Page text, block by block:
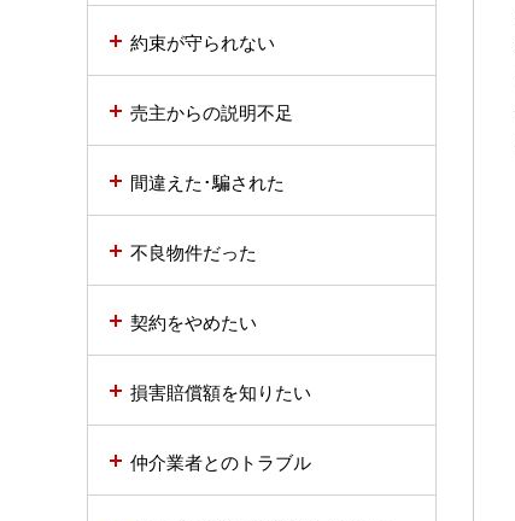
約束が守られない
売主からの説明不足
間違えた･騙された
不良物件だった
契約をやめたい
損害賠償額を知りたい
仲介業者とのトラブル